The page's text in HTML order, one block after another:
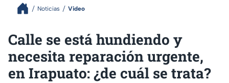
Noticias Video
Calle se está hundiendo y
necesita reparación urgente,
en Irapuato: ¿de cuál se trata?